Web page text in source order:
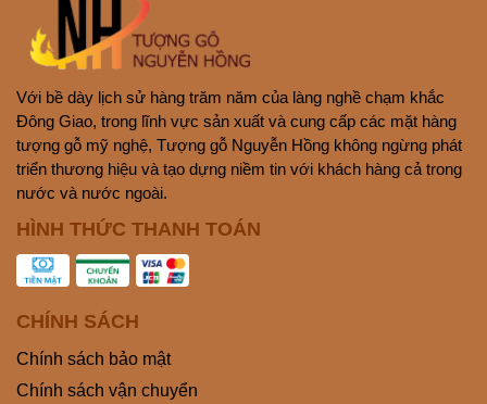
Với bề dày lịch sử hàng trăm năm của làng nghề chạm khắc
Đông Giao, trong lĩnh vực sản xuất và cung cấp các mặt hàng
tượng gỗ mỹ nghệ, Tượng gỗ Nguyễn Hồng không ngừng phát
triển thương hiệu và tạo dựng niềm tin với khách hàng cả trong
nước và nước ngoài.
HÌNH THỨC THANH TOÁN
CHÍNH SÁCH
Chính sách bảo mật
Chính sách vận chuyển